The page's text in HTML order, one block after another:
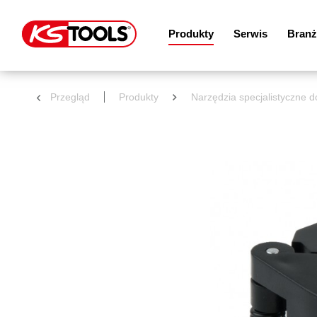
Produkty Serwis
Przegląd Produkty Narzędzia specjalistyczne